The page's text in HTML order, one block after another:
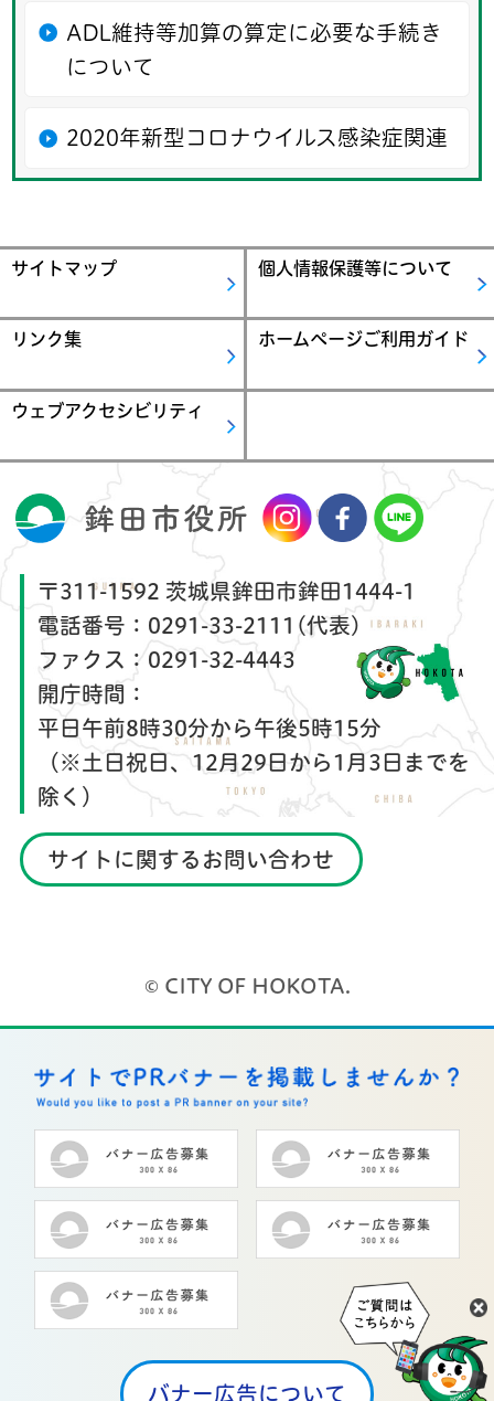
ADL維持等加算の算定に必要な手続き
について
2020年新型コロナウイルス感染症関連
サイトマップ 個人情報保護等について
リンク集 ホームページご利用ガイド
ウェブアクセシビリティ
〒311-1592 茨城県鉾田市鉾田1444-1
電話番号： 0291-33-2111(代表)
ファクス： 0291-32-4443
開庁時間：
平日午前8時30分から午後5時15分
（※土日祝日、12月29日から1月3日までを
除く）
サイトに関するお問い合わせ
© CITY OF HOKOTA.
バナー広告について